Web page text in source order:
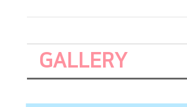
GALLERY